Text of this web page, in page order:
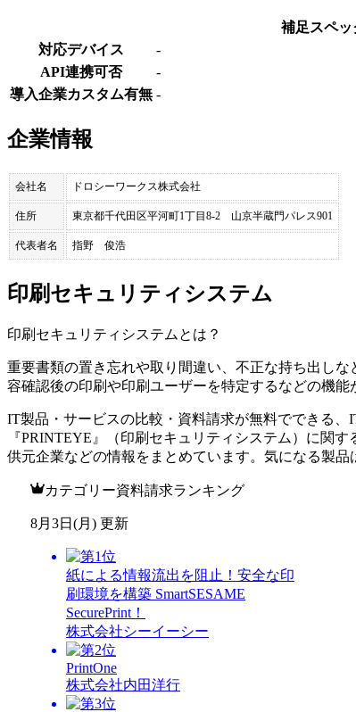
補足スペッ
対応デバイス
-
API連携可否
-
導入企業カスタム有無 -
企業情報
会社名 ドロシーワークス株式会社
住所 東京都千代田区平河町1丁目8-2 山京半蔵門パレス901
代表者名 指野 俊浩
印刷セキュリティシステム
印刷セキュリティシステム とは？
重要書類の置き忘れや取り間違い、不正な持ち出し
容確認後の印刷や印刷ユーザーを特定するなどの機能
IT製品・サービスの比較・資料請求が無料でできる、
『PRINTEYE 』（印刷セキュリティシステム ）に関す
供元企業などの情報をまとめています。気になる製品
カテゴリー資料請求ランキング
8月3日(月) 更新
紙による情報流出を阻止！安全な印
刷環境を構築 SmartSESAME
SecurePrint！
株式会社シーイーシー
PrintOne
株式会社内田洋行